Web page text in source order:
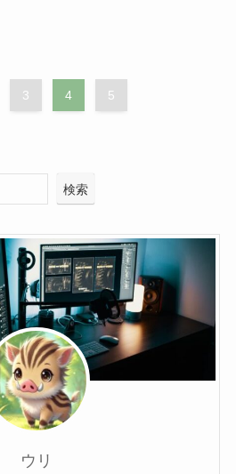
3 4 5
検索
ウリ